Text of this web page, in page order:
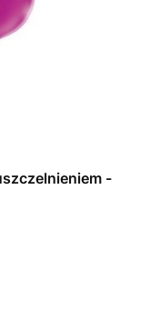
-